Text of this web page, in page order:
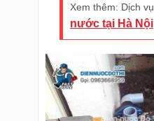
Xem thêm: Dịch vụ
nước tại Hà Nội